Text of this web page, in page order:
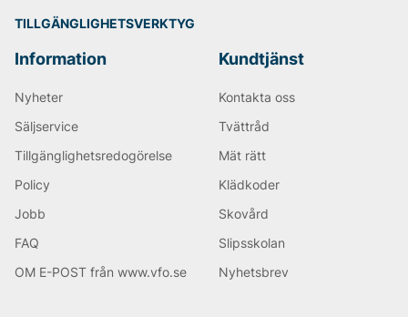
TILLGÄNGLIGHETSVERKTYG
Information
Nyheter
Säljservice
Tillgänglighetsredogörelse
Policy
Jobb
FAQ
OM E-POST från www.vfo.se
Kundtjänst
Kontakta oss
Tvättråd
Mät rätt
Klädkoder
Skovård
Slipsskolan
Nyhetsbrev